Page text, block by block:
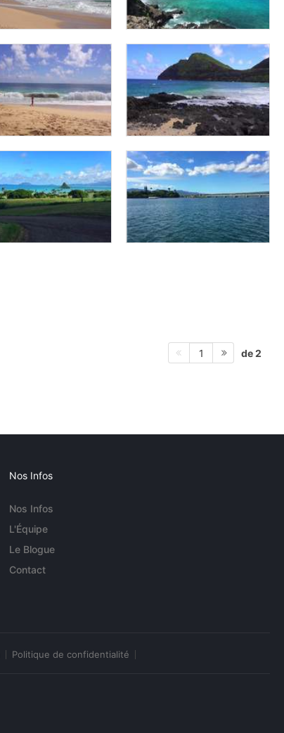
1 de 2
Nos Infos
Nos Infos
L'Équipe
Le Blogue
Contact
Politique de confidentialité